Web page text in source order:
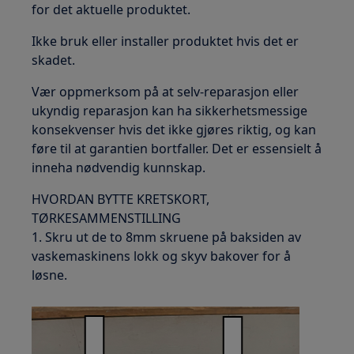
for det aktuelle produktet.
Ikke bruk eller installer produktet hvis det er
skadet.
Vær oppmerksom på at selv-reparasjon eller
ukyndig reparasjon kan ha sikkerhetsmessige
konsekvenser hvis det ikke gjøres riktig, og kan
føre til at garantien bortfaller. Det er essensielt å
inneha nødvendig kunnskap.
HVORDAN BYTTE KRETSKORT,
TØRKESAMMENSTILLING
1. Skru ut de to 8mm skruene på baksiden av
vaskemaskinens lokk og skyv bakover for å
løsne.